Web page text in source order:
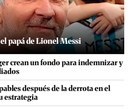
papá de Lionel Messi
crean un fondo para indemnizar y
después de la derrota en el
estrategia